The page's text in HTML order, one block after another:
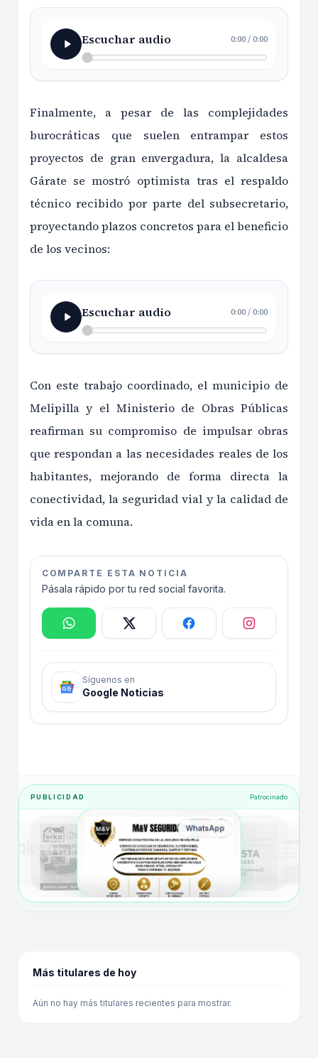
Escuchar audio 0:00/0:00
Finalmente, a pesar de las complejidades
burocráticas que suelen entrampar estos
proyectos de gran envergadura, la alcaldesa
Gárate se mostró optimista tras el respaldo
técnico recibido por parte del subsecretario,
proyectando plazos concretos para el beneficio
de los vecinos:
Escuchar audio 0:00/0:00
Con este trabajo coordinado, el municipio de
Melipilla y el Ministerio de Obras Públicas
reafirman su compromiso de impulsar obras
que respondan a las necesidades reales de los
habitantes, mejorando de forma directa la
conectividad, la seguridad vial y la calidad de
vida en la comuna.
COMPARTE ESTA NOTICIA
Pásala rápido por tu red social favorita.
Síguenos en
Google Noticias
PUBLICIDAD Patrocinado
WhatsApp
Más titulares de hoy
Aún no hay más titulares recientes para mostrar.